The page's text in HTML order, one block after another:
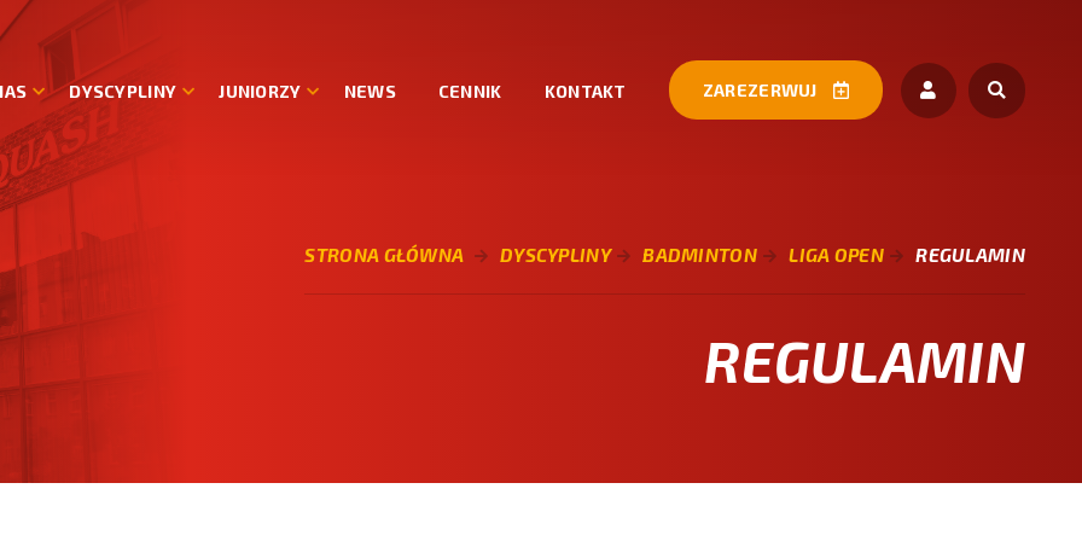
DYSCYPLINY JUNIORZY NEWS CENNIK KONTAKT ZAREZERWUJ
STRONA GŁÓWNA DYSCYPLINY BADMINTON LIGA OPEN REGULAMIN
REGULAMIN